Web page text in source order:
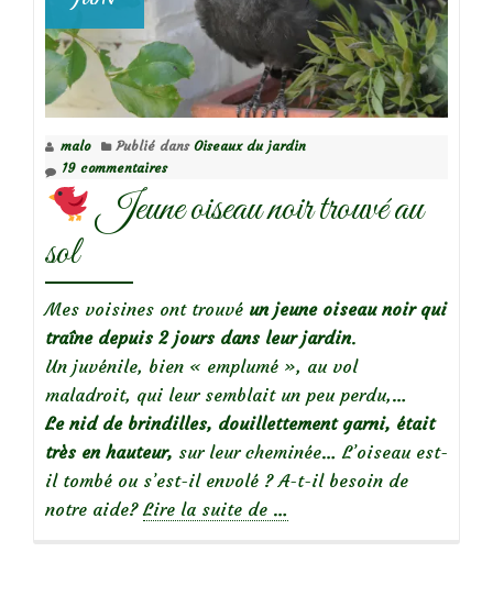
malo Publié dans Oiseaux du jardin
19 commentaires
Jeune oiseau noir trouvé au
sol
Mes voisines ont trouvé un jeune oiseau noir qui
traîne depuis 2 jours dans leur jardin.
Un juvénile, bien « emplumé », au vol
maladroit, qui leur semblait un peu perdu,…
Le nid de brindilles, douillettement garni, était
très en hauteur, sur leur cheminée… L’oiseau est-
il tombé ou s’est-il envolé ? A-t-il besoin de
notre aide? Lire la suite de …